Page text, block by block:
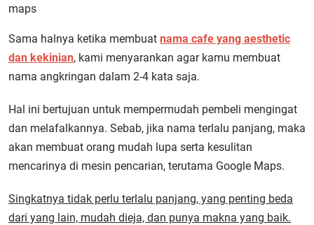
maps
Sama halnya ketika membuat nama cafe yang aesthetic
dan kekinian, kami menyarankan agar kamu membuat
nama angkringan dalam 2-4 kata saja.
Hal ini bertujuan untuk mempermudah pembeli mengingat
dan melafalkannya. Sebab, jika nama terlalu panjang, maka
akan membuat orang mudah lupa serta kesulitan
mencarinya di mesin pencarian, terutama Google Maps.
Singkatnya tidak perlu terlalu panjang, yang penting beda
dari yang lain, mudah dieja, dan punya makna yang baik.